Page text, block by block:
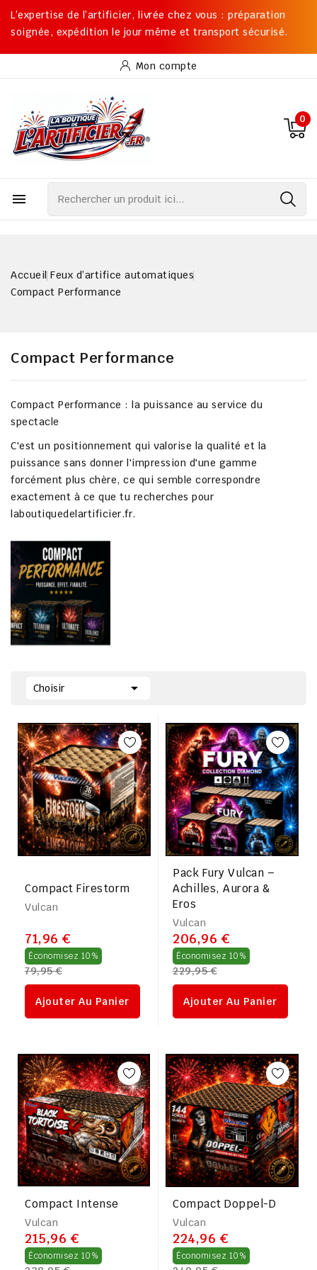
L’expertise de l’artificier, livrée chez vous : préparation
soignée, expédition le jour même et transport sécurisé.
Mon compte
0

Accueil Feux d’artifice automatiques
Compact Performance
Compact Performance
Compact Performance : la puissance au service du
spectacle
C'est un positionnement qui valorise la qualité et la
puissance sans donner l'impression d'une gamme
forcément plus chère, ce qui semble correspondre
exactement à ce que tu recherches pour
laboutiquedelartificier.fr.
Choisir 
Compact Firestorm
Vulcan
71,96 €
Économisez 10% Prix
régulier
79,95 €
Ajouter Au Panier
Pack Fury Vulcan –
Achilles, Aurora &
Eros
Vulcan
206,96 €
Économisez 10% Prix
régulier
229,95 €
Ajouter Au Panier
Compact Intense
Vulcan
215,96 €
Économisez 10% Prix
Compact Doppel-D
Vulcan
224,96 €
Économisez 10% Prix